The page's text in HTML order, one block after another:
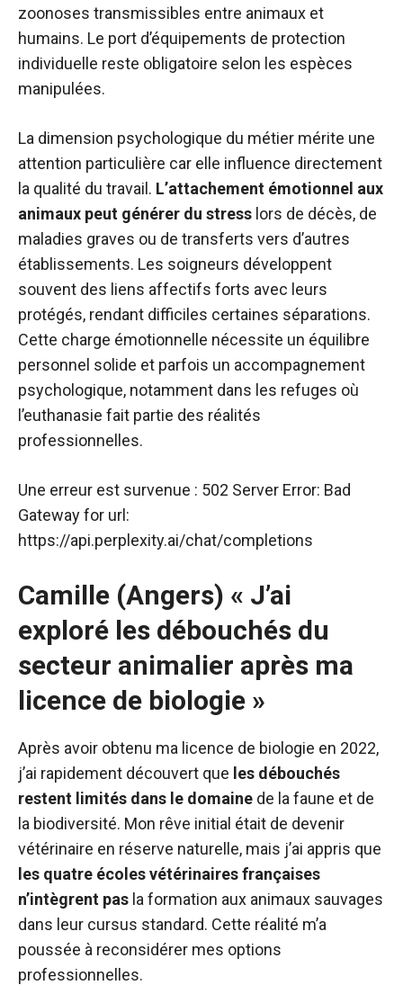
zoonoses transmissibles entre animaux et
humains. Le port d’équipements de protection
individuelle reste obligatoire selon les espèces
manipulées.
La dimension psychologique du métier mérite une
attention particulière car elle influence directement
la qualité du travail. L’attachement émotionnel aux
animaux peut générer du stress lors de décès, de
maladies graves ou de transferts vers d’autres
établissements. Les soigneurs développent
souvent des liens affectifs forts avec leurs
protégés, rendant difficiles certaines séparations.
Cette charge émotionnelle nécessite un équilibre
personnel solide et parfois un accompagnement
psychologique, notamment dans les refuges où
l’euthanasie fait partie des réalités
professionnelles.
Une erreur est survenue : 502 Server Error: Bad
Gateway for url:
https://api.perplexity.ai/chat/completions
Camille (Angers) « J’ai
exploré les débouchés du
secteur animalier après ma
licence de biologie »
Après avoir obtenu ma licence de biologie en 2022,
j’ai rapidement découvert que les débouchés
restent limités dans le domaine de la faune et de
la biodiversité. Mon rêve initial était de devenir
vétérinaire en réserve naturelle, mais j’ai appris que
les quatre écoles vétérinaires françaises
n’intègrent pas la formation aux animaux sauvages
dans leur cursus standard. Cette réalité m’a
poussée à reconsidérer mes options
professionnelles.